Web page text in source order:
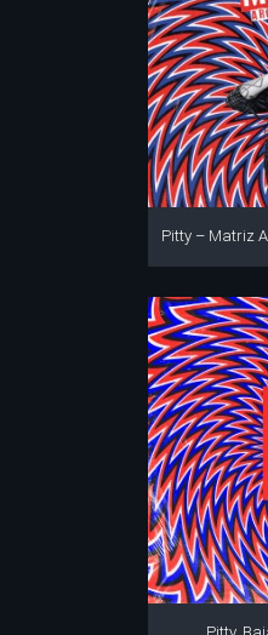
Pitty – Matriz
Pitty,